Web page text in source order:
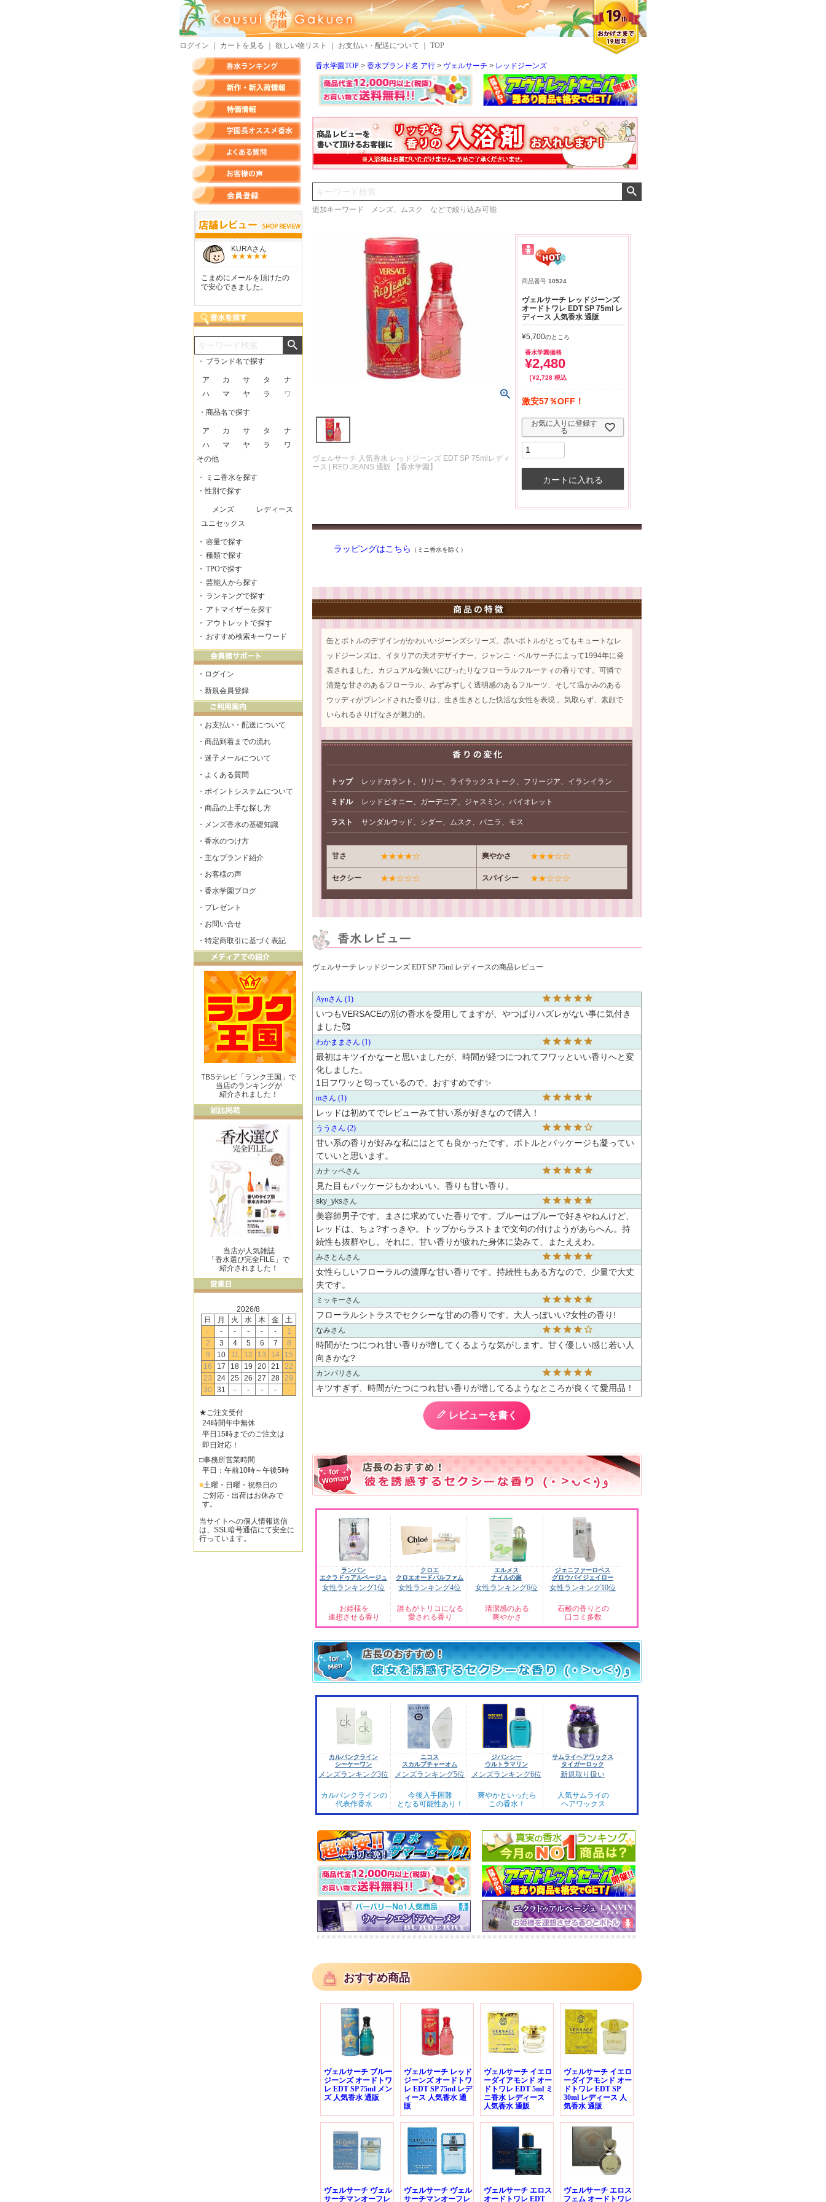
ログイン カートを見る 欲しい物リスト お支払い・配送について TOP
香水学園TOP 香水ブランド名 ア行 ヴェルサーチ レッドジーンズ
検索
追加キーワード メンズ、ムスク などで絞り込み可能
ヴェルサーチ 人気香水 レッドジーンズ EDT SP 75mlレディ
ース | RED JEANS 通販 【香水学園】
商品番号 10524
ヴェルサーチ レッドジーンズ
オードトワレ EDT SP 75ml レ
ディース 人気香水 通販
¥5,700のところ
香水学園価格
¥2,480
¥2,728 税込
激安57％OFF！
お気に入りに登録す
る
カートに入れる
ラッピングはこちら （ミニ香水を除く）
缶とボトルのデザインがかわいいジーンズシリーズ。赤いボトルがとってもキュートなレ
ッドジーンズは、イタリアの天才デザイナー、ジャンニ・ベルサーチによって1994年に発
表されました。カジュアルな装いにぴったりなフローラルフルーティの香りです。可憐で
清楚な甘さのあるフローラル、みずみずしく透明感のあるフルーツ、そして温かみのある
ウッディがブレンドされた香りは、生き生きとした快活な女性を表現 。気取らず、素顔で
いられるさりげなさが魅力的。
トップ レッドカラント、リリー、ライラックストーク、フリージア、イランイラン
ミドル レッドピオニー、ガーデニア、ジャスミン、バイオレット
ラスト サンダルウッド、シダー、ムスク、バニラ、モス
甘さ ★★★★☆ 爽やかさ ★★★☆☆
セクシー ★★☆☆☆ スパイシー ★★☆☆☆
ヴェルサーチ レッドジーンズ EDT SP 75ml レディースの商品レビュー
Ayn 1
いつもVERSACEの別の香水を愛用してますが、やつぱりハズレがない事に気付き
ました🥰
わかまま 1
最初はキツイかなーと思いましたが、時間が経つにつれてフワッといい香りへと変
化しました。
1日フワッと匂っているので、おすすめです✨️
m 1
レッドは初めてでレビューみて甘い系が好きなので購入！
うう 2
甘い系の香りが好みな私にはとても良かったです。ボトルとパッケージも凝ってい
ていいと思います。
カナッペ
見た目もパッケージもかわいい。香りも甘い香り。
sky_yks
美容師男子です。まさに求めていた香りです。ブルーはブルーで好きやねんけど、
レッドは、ちょ?すっきや。トップからラストまで文句の付けようがあらへん。持
続性も抜群やし。それに、甘い香りが疲れた身体に染みて、またええわ。
みさとん
女性らしいフローラルの濃厚な甘い香りです。持続性もある方なので、少量で大丈
夫です。
ミッキー
フローラルシトラスでセクシーな甘めの香りです。大人っぽいい?女性の香り!
なみ
時間がたつにつれ甘い香りが増してくるような気がします。甘く優しい感じ若い人
向きかな?
カンパリ
キツすぎず、時間がたつにつれ甘い香りが増してるようなところが良くて愛用品！
レビューを書く
ランバン
エクラドゥアルページュ
女性ランキング1位
お姫様を
連想させる香り
クロエ
クロエオードパルファム
女性ランキング4位
誰もがトリコになる
愛される香り
エルメス
ナイルの庭
女性ランキング6位
清潔感のある
爽やかさ
ジェニファーロペス
グロウバイジェイロー
女性ランキング10位
石鹸の香りとの
口コミ多数
カルバンクライン
シーケーワン
メンズランキング3位
カルバンクラインの
代表作香水
ニコス
スカルプチャーオム
メンズランキング5位
今後入手困難
となる可能性あり！
ジバンシー
ウルトラマリン
メンズランキング6位
爽やかといったら
この香水！
サムライヘアワックス
タイガーロック
新規取り扱い
人気サムライの
ヘアワックス
おすすめ商品
ヴェルサーチ ブルー
ジーンズ オードトワ
レ EDT SP 75ml メン
ズ 人気香水 通販
ヴェルサーチ レッド
ジーンズ オードトワ
レ EDT SP 75ml レデ
ィース 人気香水 通
販
ヴェルサーチ イエロ
ーダイアモンド オー
ドトワレ EDT 5ml ミ
ニ香水 レディース
人気香水 通販
ヴェルサーチ イエロ
ーダイアモンド オー
ドトワレ EDT SP
30ml レディース 人
気香水 通販
ヴェルサーチ ヴェル
サーチマンオーフレ
ヴェルサーチ ヴェル
サーチマンオーフレ
ヴェルサーチ エロス
オードトワレ EDT
ヴェルサーチ エロス
フェム オードトワレ
KURAさん
こまめにメールを頂けたの
で安心できました。
しらすさん
商品が早く届いたのでよか
ったです。また利用させて
好きな香水を、いろいろ少
量試せるところが魅力でし
た。
クロエさん
気持ちよくお取引が出来ま
した。またよろしくお願い
いたします。
・ ブランド名で探す
ア カ サ タ
ナ
ハ
マ ヤ ラ ワ
・商品名で探す
ア カ サ タ
ナ
ハ
マ ヤ ラ
ワ
その他
・
ミニ香水を探す
・性別で探す
メンズ
レディース
ユニセックス
・ 容量で探す
・ 種類で探す
・ TPOで探す
・ 芸能人から探す
・ ランキングで探す
・ アトマイザーを探す
・ アウトレットで探す
・ おすすめ検索キーワード
・ ログイン
・ 新規会員登録
・ お支払い・配送について
・ 商品到着までの流れ
・ 迷子メールについて
・ よくある質問
・ ポイントシステムについて
・ 商品の上手な探し方
・ メンズ香水の基礎知識
・ 香水のつけ方
・ 主なブランド紹介
・ お客様の声
・ 香水学園ブログ
・ プレゼント
・ お問い合せ
・ 特定商取引に基づく表記
TBSテレビ「ランク王国」で
当店のランキングが
紹介されました！
当店が人気雑誌
「香水選び完全FILE」で
紹介されました！
2026/8
日
月 火 水 木 金
土
-
- - - - -
1
2
3 4 5 6 7
8
9
10 11 12 13 14
15
16
17 18 19 20 21
22
23
24 25 26 27 28 29
30
31 - - - - -
★ご注文受付
24時間年中無休
平日15時までのご注文は
即日対応！
□事務所営業時間
平日：午前10時～午後5時
■土曜・日曜・祝祭日の
ご対応・出荷はお休みで
す。
当サイトへの個人情報送信
は、SSL暗号通信にて安全に
行っています。